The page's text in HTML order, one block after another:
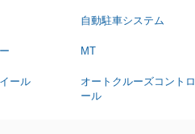
自動駐車システム
MT
ール
オートクルーズコントロ
ール